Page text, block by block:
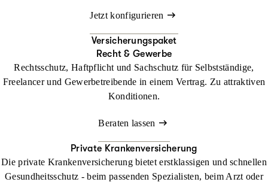
Jetzt konfigurieren
Versicherungspaket
Recht & Gewerbe
Rechtsschutz, Haftpflicht und Sachschutz für Selbstständige,
Freelancer und Gewerbetreibende in einem Vertrag. Zu attraktiven
Konditionen.
Beraten lassen
Private Krankenversicherung
Die private Krankenversicherung bietet erstklassigen und schnellen
Gesundheitsschutz - beim passenden Spezialisten, beim Arzt oder